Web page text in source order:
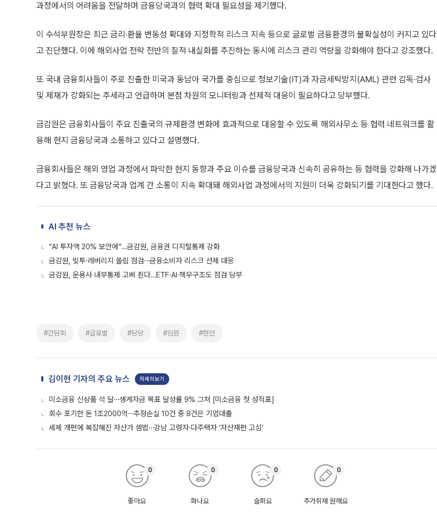
과정에서의 어려움을 전달하며 금융당국과의 협력 확대 필요성을 제기했다.
이 수석부원장은 최근 금리·환율 변동성 확대와 지정학적 리스크 지속 등으로 글로벌 금융환경의 불확실성이 커지고 있다
고 진단했다. 이에 해외사업 전략 전반의 질적 내실화를 추진하는 동시에 리스크 관리 역량을 강화해야 한다고 강조했다.
또 국내 금융회사들이 주로 진출한 미국과 동남아 국가를 중심으로 정보기술(IT)과 자금세탁방지(AML) 관련 감독·검사
및 제재가 강화되는 추세라고 언급하며 본점 차원의 모니터링과 선제적 대응이 필요하다고 당부했다.
금감원은 금융회사들이 주요 진출국의 규제환경 변화에 효과적으로 대응할 수 있도록 해외사무소 등 협력 네트워크를 활
용해 현지 금융당국과 소통하고 있다고 설명했다.
금융회사들은 해외 영업 과정에서 파악한 현지 동향과 주요 이슈를 금융당국과 신속히 공유하는 등 협력을 강화해 나가겠
다고 밝혔다. 또 금융당국과 업계 간 소통이 지속 확대돼 해외사업 과정에서의 지원이 더욱 강화되기를 기대한다고 했다.
AI 추천 뉴스
“AI 투자액 20% 보안에”…금감원, 금융권 디지털통제 강화
금감원, 빚투·레버리지 쏠림 점검⋯금융소비자 리스크 선제 대응
금감원, 운용사 내부통제 고삐 죈다…ETF·AI·책무구조도 점검 당부
#간담회 #글로벌 #담당 #임원 #현안
김이현 기자의 주요 뉴스 자세히보기
미소금융 신상품 석 달⋯생계자금 목표 달성률 9% 그쳐 [미소금융 첫 성적표]
회수 포기한 돈 1조2000억⋯추정손실 10건 중 8건은 기업대출
세제 개편에 복잡해진 자산가 셈법⋯강남 고령자·다주택자 ‘자산재편 고심’
좋아요
0
화나요
0
슬퍼요
0
추가취재 원해요
0